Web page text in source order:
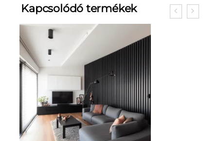
Kapcsolódó termékek